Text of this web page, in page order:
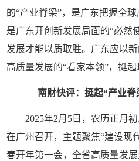
的“产业脊梁”，是广东把握全球
是广东开创新发展局面的“必然
发展才能以质取胜。广东应以
高质量发展的“看家本领”，挺起
南财快评：挺起“产业
2025年2月5日，农历正月
在广州召开，主题聚焦“建设现
春开年第一会，全省高质量发